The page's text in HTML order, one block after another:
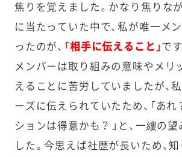
焦りを覚えました。かなり焦りな
に当たっていた中で、私が唯一メ
ったのが、 「相手に伝えること」 です
メンバーは取り組みの意味やメリ
えることに苦労していましたが、
ーズに伝えられていたため、「あれ
ションは得意かも？ 」と、一縷の
した。今思えば社歴が長いため、